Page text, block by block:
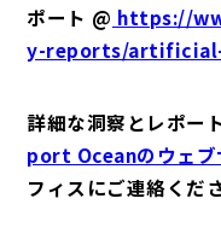
ポート @ https://
y-reports/
詳細な洞察とレポー
port Oceanのウェブ
フィスにご連絡くだ